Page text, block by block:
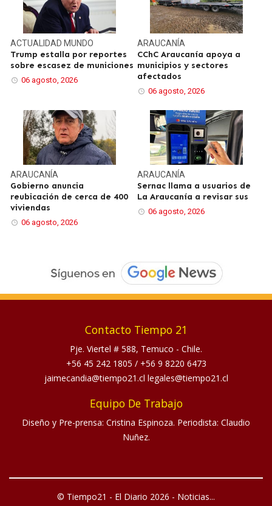
ACTUALIDAD MUNDO
Trump estalla por reportes
sobre escasez de municiones
06 agosto, 2026
ARAUCANÍA
CChC Araucanía apoya a
municipios y sectores
afectados
06 agosto, 2026
ARAUCANÍA
Gobierno anuncia
reubicación de cerca de 400
viviendas
06 agosto, 2026
ARAUCANÍA
Sernac llama a usuarios de
La Araucanía a revisar sus
06 agosto, 2026
Contacto Tiempo 21
Pje. Viertel # 588, Temuco - Chile.
+56 45 242 1805 / +56 9 8220 6473
jaimecandia@tiempo21.cl legales@tiempo21.cl
Equipo De Trabajo
Diseño y Pre-prensa: Cristina Espinoza. Periodista: Claudio
Nuñez.
© Tiempo21 - El Diario 2026 - Noticias...